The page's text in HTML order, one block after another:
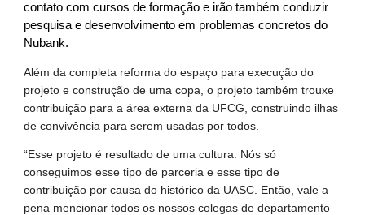
contato com cursos de formação e irão também conduzir
pesquisa e desenvolvimento em problemas concretos do
Nubank.
Além da completa reforma do espaço para execução do
projeto e construção de uma copa, o projeto também trouxe
contribuição para a área externa da UFCG, construindo ilhas
de convivência para serem usadas por todos.
“Esse projeto é resultado de uma cultura. Nós só
conseguimos esse tipo de parceria e esse tipo de
contribuição por causa do histórico da UASC. Então, vale a
pena mencionar todos os nossos colegas de departamento